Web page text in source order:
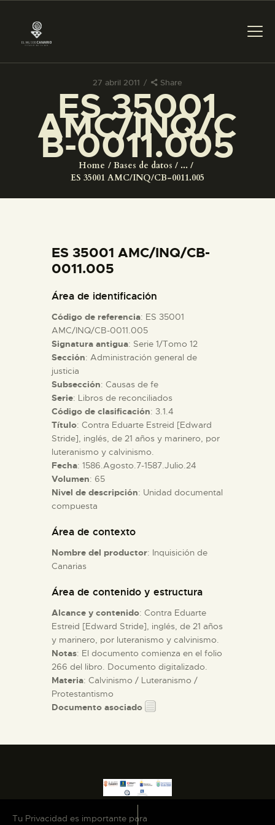
27 abril 2011 Share
ES 35001
AMC/INQ/C
B-0011.005
Home Bases de datos
...
ES 35001 AMC/INQ/CB-0011.005
PREPARAR LA VISITA
ACTIVIDADES
COLECCIONES
ESPAÑOL
PREPARAR LA VISITA
ACTIVIDADES
█
EL MUSEO
COLECCIONES
ES 35001 AMC/INQ/CB-
0011.005
Área de identificación
Código de referencia: ES 35001
AMC/INQ/CB-0011.005
Signatura antigua: Serie 1/Tomo 12
Sección: Administración general de
justicia
Subsección: Causas de fe
Serie: Libros de reconciliados
Código de clasificación: 3.1.4
Título: Contra Eduarte Estreid [Edward
Stride], inglés, de 21 años y marinero, por
luteranismo y calvinismo.
Fecha: 1586.Agosto.7-1587.Julio.24
Volumen: 65
Nivel de descripción: Unidad documental
compuesta
Área de contexto
Nombre del productor: Inquisición de
Canarias
Área de contenido y estructura
Alcance y contenido: Contra Eduarte
Estreid [Edward Stride], inglés, de 21 años
y marinero, por luteranismo y calvinismo.
Notas: El documento comienza en el folio
266 del libro. Documento digitalizado.
Materia: Calvinismo / Luteranismo /
Protestantismo
Documento asociado
Tu Privacidad es importante para